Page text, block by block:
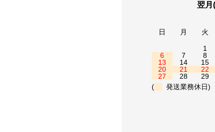
翌月
日 月 火
1
6
7 8
13
14 15
20
21 22
27
28 29
(
発送業務休日)